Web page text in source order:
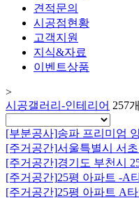
견적문의
시공점현황
고객지원
지식&자료
이벤트상품
>
시공갤러리-인테리어 257
[부분공사]송파 프리미엄
[주거공간]서울특별시 서
[주거공간]경기도 부천시
[주거공간]25평 아파트 -A
[주거공간]25평 아파트 A